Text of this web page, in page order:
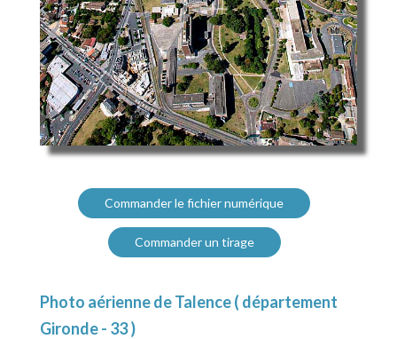
Commander le fichier numérique
Commander un tirage
Photo aérienne de Talence ( département
Gironde - 33 )